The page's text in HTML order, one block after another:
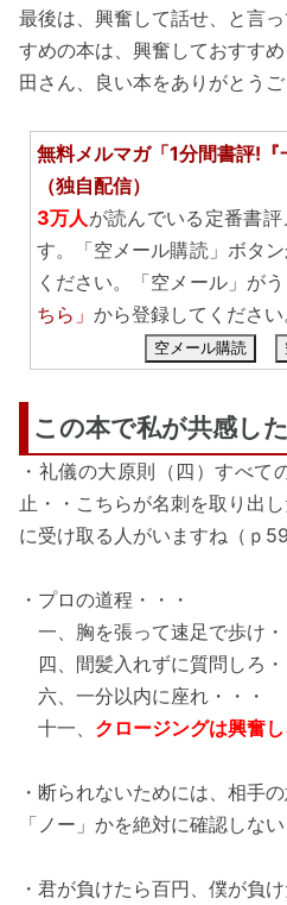
最後は、興奮して話せ、と言
すめの本は、興奮しておすす
田さん、良い本をありがとうご
無料メルマガ「1分間書評!『
（独自配信）
3万人 が読んでいる定番書
す。「空メール購読」ボタ
ください。「空メール」が
ちら」 から登録してください
空メール購読
この本で私が共感し
・礼儀の大原則（四）すべて
止・・こちらが名刺を取り出
に受け取る人がいますね（ｐ59
・プロの道程・・・
一、胸を張って速足で歩け・
四、間髪入れずに質問しろ・
六、一分以内に座れ・・・
十一、 クロージングは興奮
・断られないためには、相手
「ノー」かを絶対に確認しな
・君が負けたら百円、僕が負